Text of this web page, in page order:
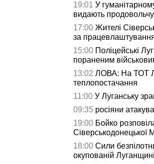
19:01 У
видають
17:00 Жителі
за
15:00 Поліцейські
пораненим
13:02 ЛОВА: На ТОТ
теплопостачання
11:00 У Луганську
09:35 росіяни
19:00 Бойко
Сіверськодонецької
18:00 Сили
окупованій Луганщині